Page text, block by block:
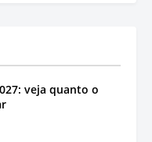
veja quanto o